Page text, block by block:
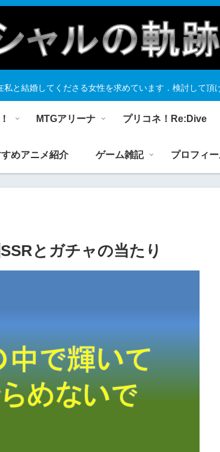
と結婚してくださる女性を求めています．検討して頂
MTGアリーナ プリコネ！Re:Dive
めアニメ紹介 ゲーム雑記 プロフィ
とガチャの当たり